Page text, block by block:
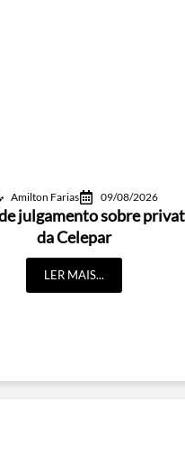
Amilton Farias 09/08/2026
julgamento sobre
da Celepar
LER MAIS...